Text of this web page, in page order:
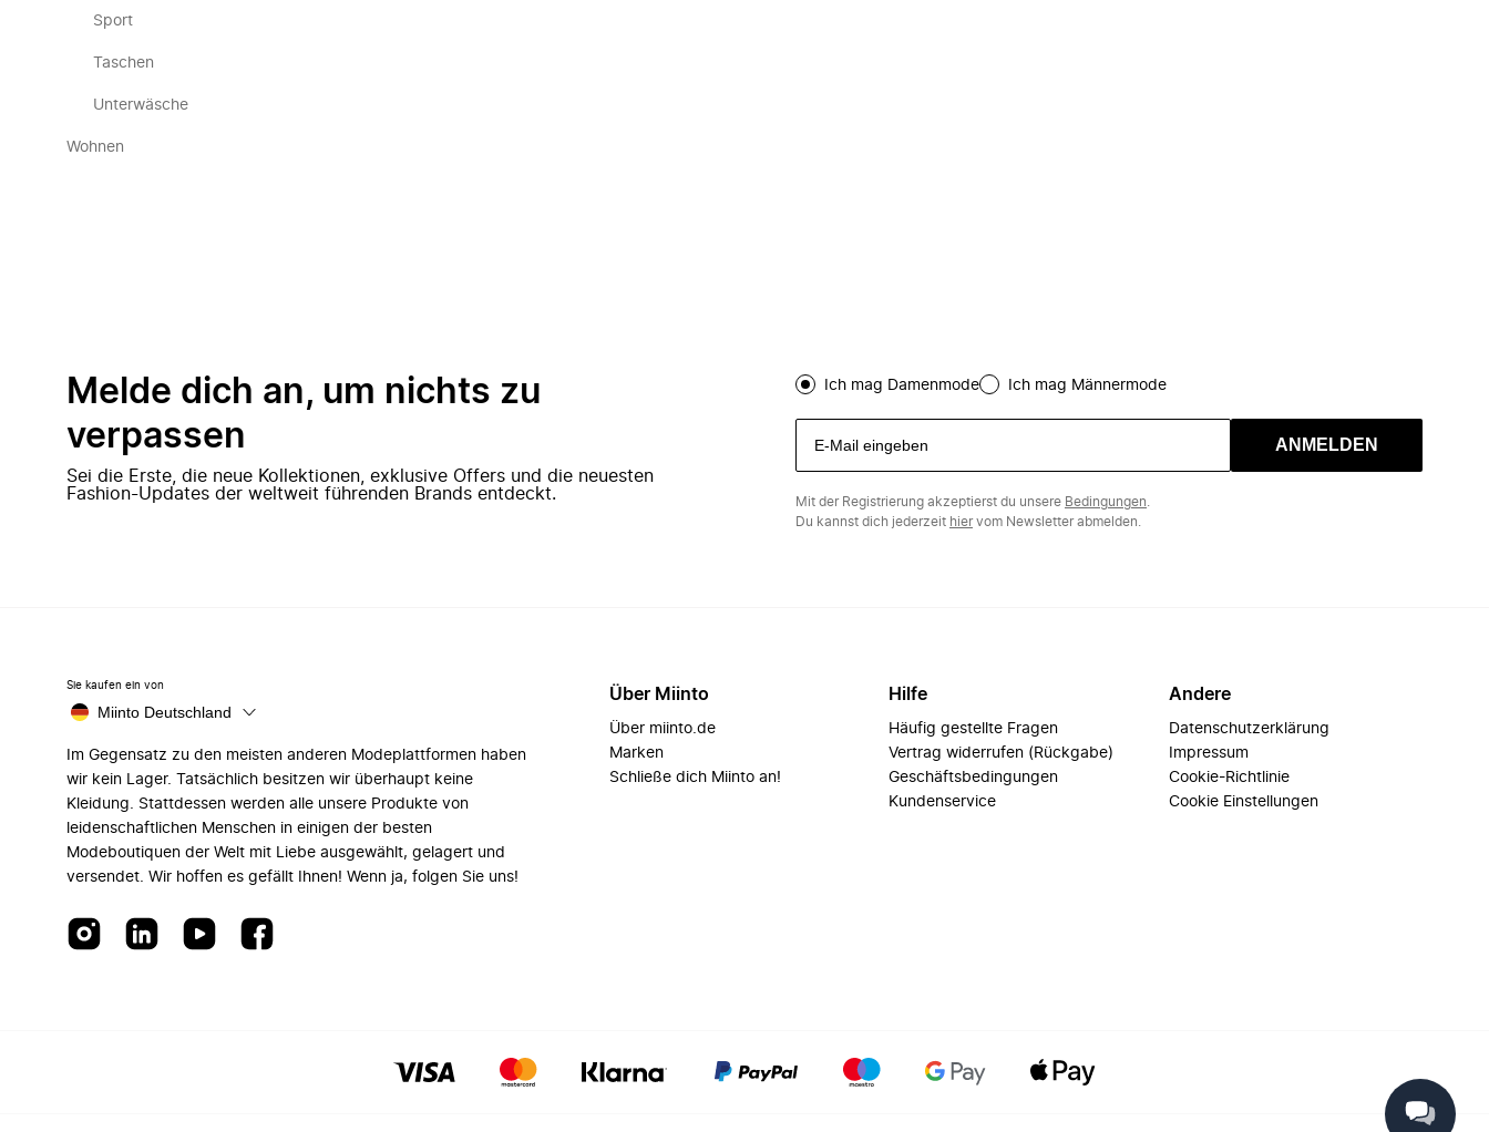
Sport
Taschen
Unterwäsche
Wohnen
Melde dich an, um nichts zu
verpassen
Sei die Erste, die neue Kollektionen, exklusive Offers und die neuesten
Fashion-Updates der weltweit führenden Brands entdeckt.
Ich mag Damenmode Ich mag Männermode
ANMELDEN
Mit der Registrierung akzeptierst du unsere Bedingungen
Du kannst dich jederzeit hiervom Newsletter abmelden.
Sie kaufen ein von
Miinto Deutschland
Im Gegensatz zu den meisten anderen Modeplattformen haben
wir kein Lager. Tatsächlich besitzen wir überhaupt keine
Kleidung. Stattdessen werden alle unsere Produkte von
leidenschaftlichen Menschen in einigen der besten
Modeboutiquen der Welt mit Liebe ausgewählt, gelagert und
versendet. Wir hoffen es gefällt Ihnen! Wenn ja, folgen Sie uns!
Über Miinto
Über miinto.de
Marken
Schließe dich Miinto an!
Hilfe
Häufig gestellte Fragen
Vertrag widerrufen (Rückgabe)
Geschäftsbedingungen
Kundenservice
Andere
Datenschutzerklärung
Impressum
Cookie-Richtlinie
Cookie Einstellungen